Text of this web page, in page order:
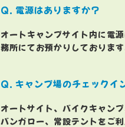
電源はありますか？
オートキャンプサイト内に電
務所にてお預かりしておりま
キャンプ場のチェックイ
オートサイト、バイクキャン
バンガロー、常設テントをご